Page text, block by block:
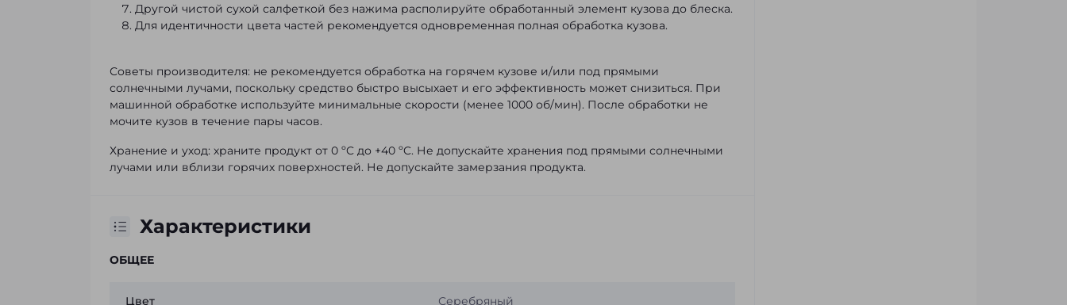
Другой чистой сухой салфеткой без нажима располируйте обработанный элемент кузова до блеска.
Для идентичности цвета частей рекомендуется одновременная полная обработка кузова.
Советы производителя: не рекомендуется обработка на горячем кузове и/или под прямыми
солнечными лучами, поскольку средство быстро высыхает и его эффективность может снизиться. При
машинной обработке используйте минимальные скорости (менее 1000 об/мин). После обработки не
мочите кузов в течение пары часов.
Хранение и уход: храните продукт от 0 ºC до +40 ºC. Не допускайте хранения под прямыми солнечными
лучами или вблизи горячих поверхностей. Не допускайте замерзания продукта.
Характеристики
ОБЩЕЕ
Цвет Серебряный